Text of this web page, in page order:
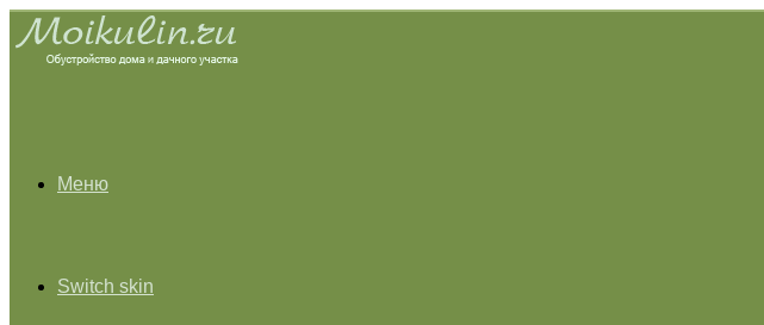
Меню
Switch skin